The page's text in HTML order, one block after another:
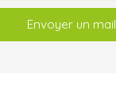
Envoyer un mail